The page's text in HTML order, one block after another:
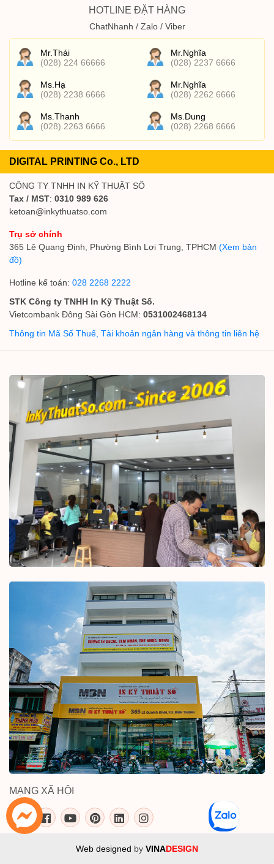
HOTLINE ĐẶT HÀNG
ChatNhanh / Zalo / Viber
Mr.Thái
(028) 224 66666
Mr.Nghĩa
(028) 2237 6666
Ms.Hạ
(028) 2238 6666
Mr.Nghĩa
(028) 2262 6666
Ms.Thanh
(028) 2263 6666
Ms.Dung
(028) 2268 6666
DIGITAL PRINTING Co., LTD
CÔNG TY TNHH IN KỸ THUẬT SỐ
Tax / MST: 0310 989 626
ketoan@inkythuatso.com
Trụ sở chính
365 Lê Quang Định, Phường Bình Lợi Trung, TPHCM (Xem bản
đồ)
Hotline kế toán: 028 2268 2222
STK Công ty TNHH In Kỹ Thuật Số.
Vietcombank Đông Sài Gòn HCM: 0531002468134
Thông tin Mã Số Thuế, Tài khoản ngân hàng và thông tin liên hệ
MẠNG XÃ HỘI
inkythuatso.com trên các mạng xã
Web designed by VINADESIGN